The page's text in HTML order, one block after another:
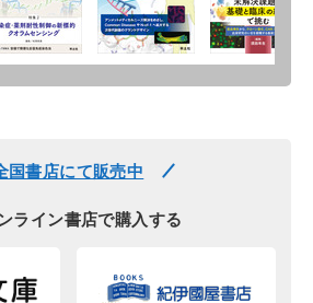
国書店にて販売中
ライン書店で購入する